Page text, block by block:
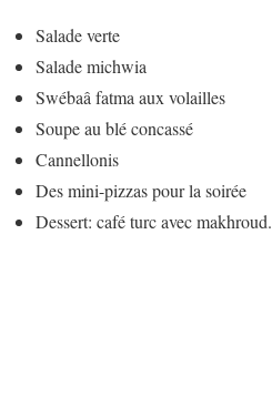
Salade verte
Salade michwia
Swébaâ fatma aux volailles
Soupe au blé concassé
Cannellonis
Des mini-pizzas pour la soirée
Dessert: café turc avec makhroud.